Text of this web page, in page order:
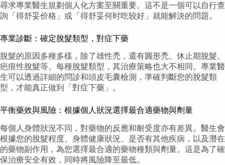
尋求專業醫生規劃個人化方案至關重要。這不是一個可以自行查
詢「得舒妥价格」或「得舒妥何时吃较好」就能解決的問題。
專業診斷：確定脫髮類型，對症下藥
脫髮的原因多種多樣，除了雄性禿，還有圓形禿、休止期脫髮、
疤痕性脫髮等。每種脫髮類型，其治療策略也大不相同。專業醫
生可以透過詳細的問診和頭皮毛囊檢測，準確判斷您的脫髮類
型，才能真正做到「對症下藥」。
平衡藥效與風險：根據個人狀況選擇最合適藥物與劑量
每個人身體狀況不同，對藥物的反應和耐受度亦有差異。醫生會
根據您的脫髮程度、身體健康狀況、是否有其他疾病，以及潛在
的藥物副作用，為您選擇最合適的藥物種類與劑量。這是為了確
保治療安全有效，同時將風險降至最低。